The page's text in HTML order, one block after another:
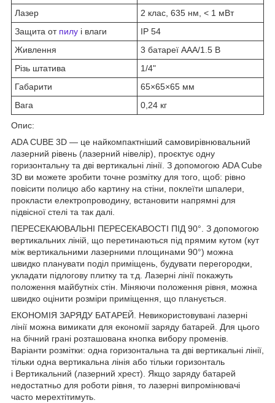
Лазер
2 клас, 635 нм, < 1 мВт
Защита от пилу і влаги
IP 54
Живлення
3 батареї AАА/1.5 В
Різь штатива
1/4"
Габарити
65×65×65 мм
Вага
0,24 кг
Опис:
ADA CUBE 3D — це найкомпактніший самовирівнювальний
лазерний рівень (лазерний нівелір), проєктує одну
горизонтальну та дві вертикальні лінії. З допомогою ADA Cube
3D ви можете зробити точне розмітку для того, щоб: рівно
повісити полицю або картину на стіни, поклеїти шпалери,
прокласти електропроводину, встановити напрямні для
підвісної стелі та так далі.
ПЕРЕСЕКАЮВАЛЬНІ ПЕРЕСЕКАВОСТІ ПІД 90°. З допомогою
вертикальних ліній, що перетинаються під прямим кутом (кут
між вертикальними лазерними площинами 90°) можна
швидко планувати поділ приміщень, будувати перегородки,
укладати підлогову плитку та т.д. Лазерні лінії покажуть
положення майбутніх стін. Міняючи положення рівня, можна
швидко оцінити розміри приміщення, що планується.
ЕКОНОМІЯ ЗАРЯДУ БАТАРЕЙ. Невикористовувані лазерні
лінії можна вимикати для економії заряду батарей. Для цього
на бічний грані розташована кнопка вибору променів.
Варіанти розмітки: одна горизонтальна та дві вертикальні лінії,
тільки одна вертикальна лінія або тільки горизонталь
і Вертикальний (лазерний хрест). Якщо заряду батарей
недостатньо для роботи рівня, то лазерні випромінювачі
часто мерехтітимуть.